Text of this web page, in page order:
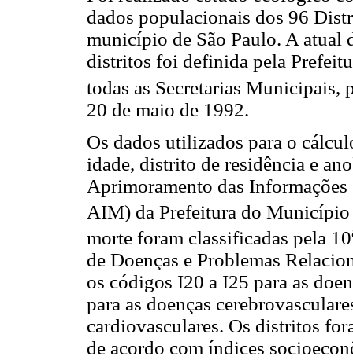
dados populacionais dos 96
município de São Paulo. A atual
distritos foi definida pela
todas as Secretarias
20 de maio de 1992.
Os dados utilizados para o
idade, distrito de residência e
Aprimoramento das
AIM) da Prefeitura do Município
morte foram classificadas pela 10
de Doenças e Problemas
os códigos I20 a I25 para as
para as doenças
cardiovasculares. Os distritos
de acordo com índices